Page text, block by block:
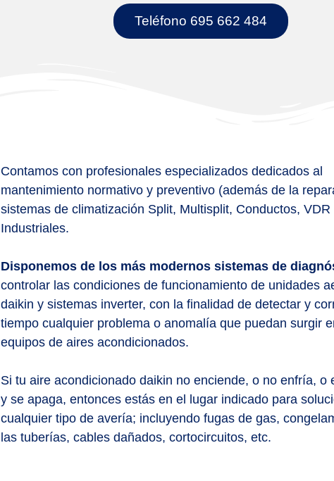
Teléfono 695 662 484
Contamos con profesionales especializados dedicados al
mantenimiento normativo y preventivo (además de la
sistemas de climatización Split, Multisplit, Conductos, VDR
Industriales.
Disponemos de los más modernos sistemas de
controlar las condiciones de funcionamiento de unidades
daikin y sistemas inverter, con la finalidad de detectar y
tiempo cualquier problema o anomalía que puedan surgir
equipos de aires acondicionados.
Si tu aire acondicionado daikin no enciende, o no enfría, o
y se apaga, entonces estás en el lugar indicado para
cualquier tipo de avería; incluyendo fugas de gas,
las tuberías, cables dañados, cortocircuitos, etc.